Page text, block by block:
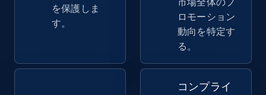
2.5K+ 今すぐ始める
eBay - Collect products from shops on eBay
を保護しま
す。
ロモーション
動向を特定す
る。
コンプライ